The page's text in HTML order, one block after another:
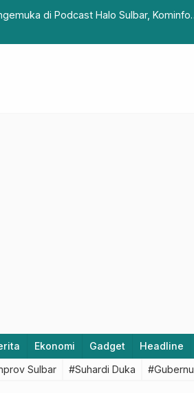
Penyelenggaraan Pemda 2025
Ekonomi Gadget Headline
Sulbar #Suhardi Duka